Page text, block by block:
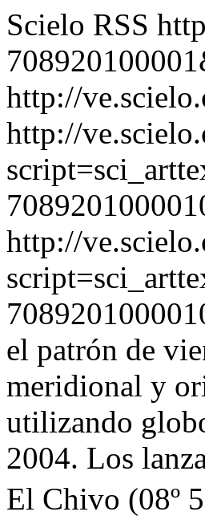
Scielo RSS
http://
http://
http://
el patrón de
meridional y
utilizando
2004. Los
El Chivo (08º